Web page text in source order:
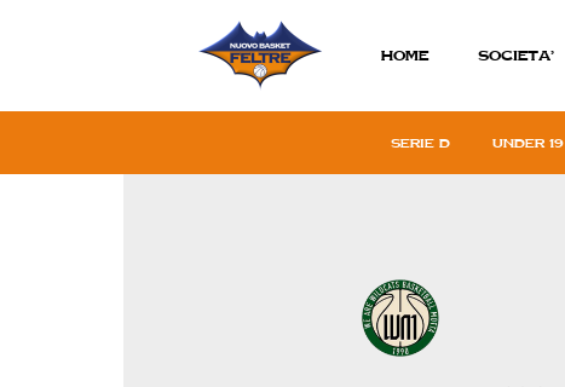
Home SOCIETA’
Serie D Under 19